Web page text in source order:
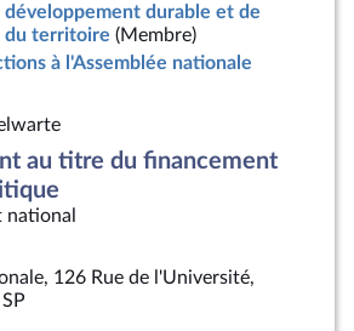
développement durable et de
du territoire (Membre)
à l'Assemblée nationale
au titre du financement
national
126 Rue de l'Université,